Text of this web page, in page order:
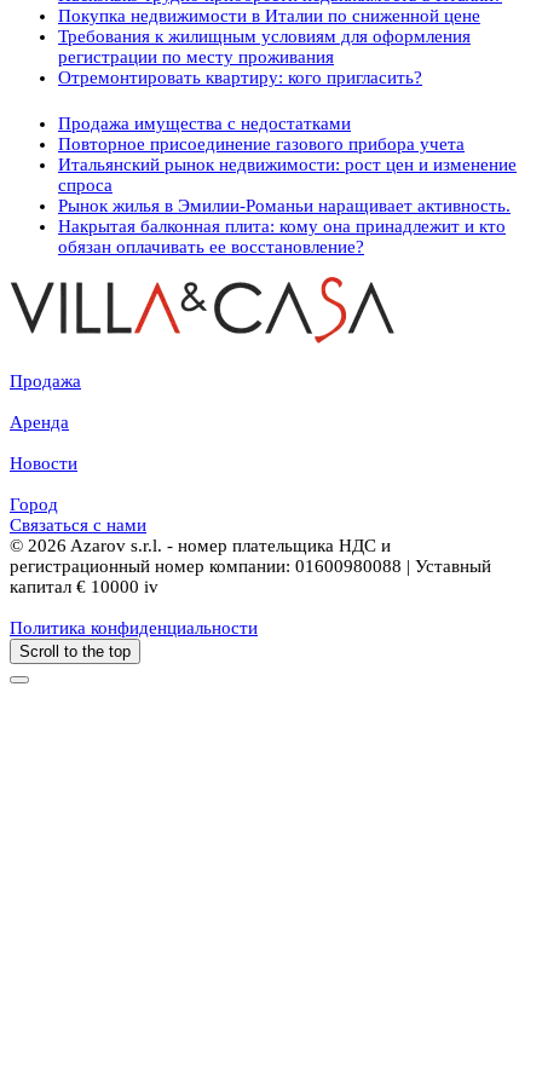
Покупка недвижимости в Италии по сниженной цене
Требования к жилищным условиям для оформления
регистрации по месту проживания
Отремонтировать квартиру: кого пригласить?
Продажа имущества с недостатками
Повторное присоединение газового прибора учета
Итальянский рынок недвижимости: рост цен и изменение
спроса
Рынок жилья в Эмилии-Романьи наращивает активность.
Накрытая балконная плита: кому она принадлежит и кто
обязан оплачивать ее восстановление?
Продажа
Аренда
Новости
Город
Связаться с нами
© 2026 Azarov s.r.l. - номер плательщика НДС и
регистрационный номер компании: 01600980088 | Уставный
капитал € 10000 iv
Политика конфиденциальности
Scroll to the top